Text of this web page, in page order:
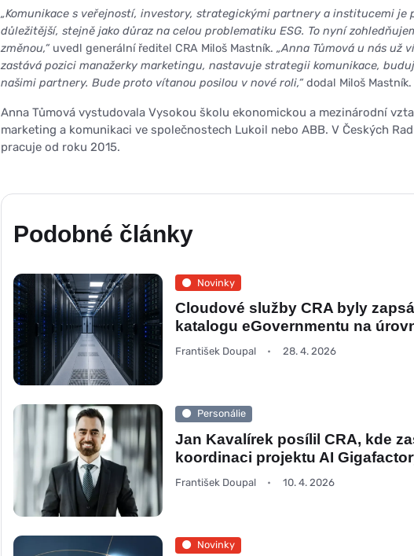
„Komunikace s veřejností, investory, strategickými partnery a institucemi je
důležitější, stejně jako důraz na celou problematiku ESG. To nyní
změnou,“ uvedl generální ředitel CRA Miloš Mastník. „Anna Tůmová u nás už
zastává pozici manažerky marketingu, nastavuje strategii komunikace,
našimi partnery. Bude proto vítanou posilou v nové roli,“ dodal Miloš Mastník.
Anna Tůmová vystudovala Vysokou školu ekonomickou a mezinárodní
marketing a komunikaci ve společnostech Lukoil nebo ABB. V Českých
pracuje od roku 2015.
Podobné články
Novinky
Cloudové služby CRA byly
katalogu eGovernmentu na
František Doupal 28. 4. 2026
Personálie
Jan Kavalírek posílil CRA, kde
koordinaci projektu AI
František Doupal 10. 4. 2026
Novinky